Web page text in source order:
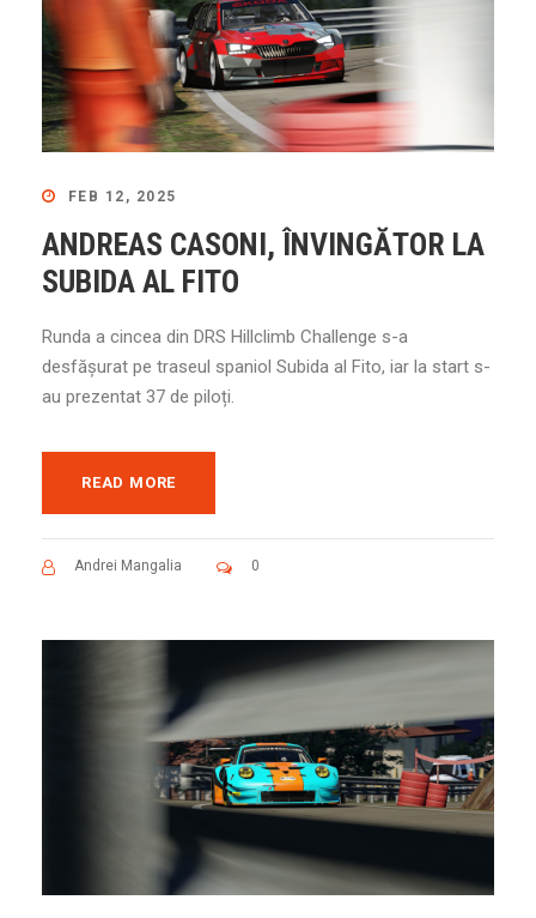
FEB 12, 2025
ANDREAS CASONI, ÎNVINGĂTOR LA
SUBIDA AL FITO
Runda a cincea din DRS Hillclimb Challenge s-a
desfășurat pe traseul spaniol Subida al Fito, iar la start s-
au prezentat 37 de piloți.
READ MORE
Andrei Mangalia 0